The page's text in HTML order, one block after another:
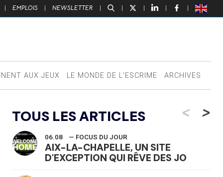
| EMPLOIS | NEWSLETTER | | | | |
AUX JEUX LE MONDE DE L’ESCRIME ARCHIVES
TOUS LES ARTICLES <
06.08 — FOCUS DU JOUR
AIX-LA-CHAPELLE, UN SITE
D'EXCEPTION QUI RÊVE DES JO
>